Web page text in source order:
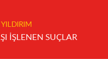
İŞLENEN SUÇLAR